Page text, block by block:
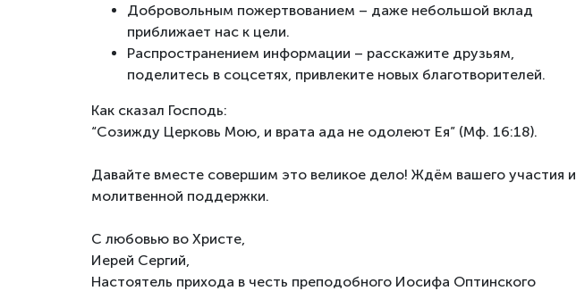
Добровольным пожертвованием – даже небольшой вклад
приближает нас к цели.
Распространением информации – расскажите друзьям,
поделитесь в соцсетях, привлеките новых благотворителей.
Как сказал Господь:
“Созижду Церковь Мою, и врата ада не одолеют Ея” (Мф. 16:18).
Давайте вместе совершим это великое дело! Ждём вашего участия и
молитвенной поддержки.
С любовью во Христе,
Иерей Сергий,
Настоятель прихода в честь преподобного Иосифа Оптинского